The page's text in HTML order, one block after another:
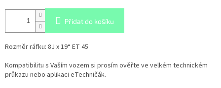
Přidat do košíku
Rozměr ráfku: 8J x 19“ ET 45
Kompatibilitu s Vaším vozem si prosím ověřte ve velkém technickém
průkazu nebo aplikaci eTechničák.